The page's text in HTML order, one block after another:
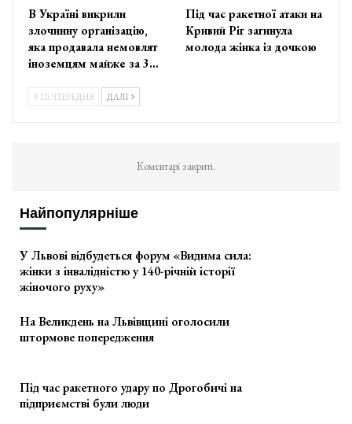
В Україні викрили
злочинну організацію,
яка продавала немовлят
іноземцям майже за 3…
Під час ракетної атаки на
Кривий Ріг загинула
молода жінка із дочкою
ПОПЕРЕДНЯ ДАЛІ
Коментарі закриті.
Найпопулярніше
У Львові відбудеться форум «Видима сила:
жінки з інвалідністю у 140-річній історії
жіночого руху»
На Великдень на Львівщині оголосили
штормове попередження
Під час ракетного удару по Дрогобичі на
підприємстві були люди